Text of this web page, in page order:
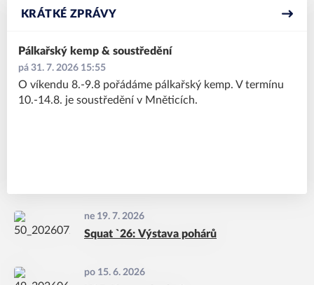
KRÁTKÉ ZPRÁVY
pá 31. 7. 2026 15:55
Pálkařský kemp & soustředění
O víkendu 8.-9.8 pořádáme pálkařský kemp. V termínu
10.-14.8. je soustředění v Mněticích.
ne 19. 7. 2026
Squat `26: Výstava pohárů
po 15. 6. 2026